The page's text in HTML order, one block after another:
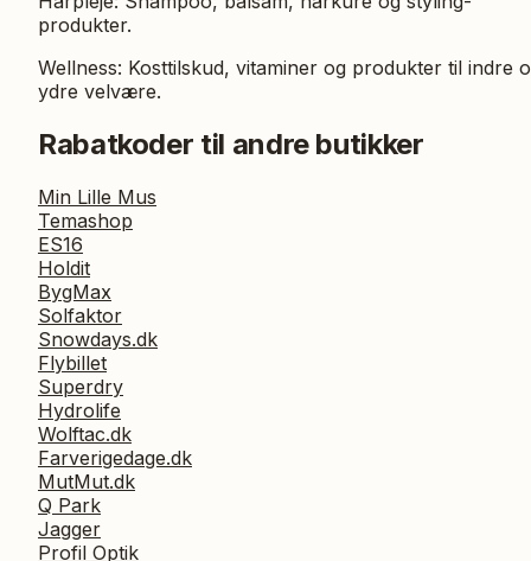
produkter.
Wellness: Kosttilskud, vitaminer og produkter til indre
ydre velvære.
Rabatkoder til andre butikker
Min Lille Mus
Temashop
ES16
Holdit
BygMax
Solfaktor
Snowdays.dk
Flybillet
Superdry
Hydrolife
Wolftac.dk
Farverigedage.dk
MutMut.dk
Q Park
Jagger
Profil Optik